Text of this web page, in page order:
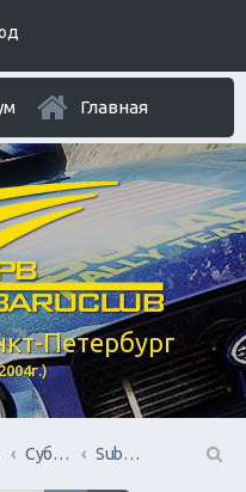
Петербург
Главная
Субару Cервисы Санкт-Петербурга
Subaru BOX &amp; Donorparts shop